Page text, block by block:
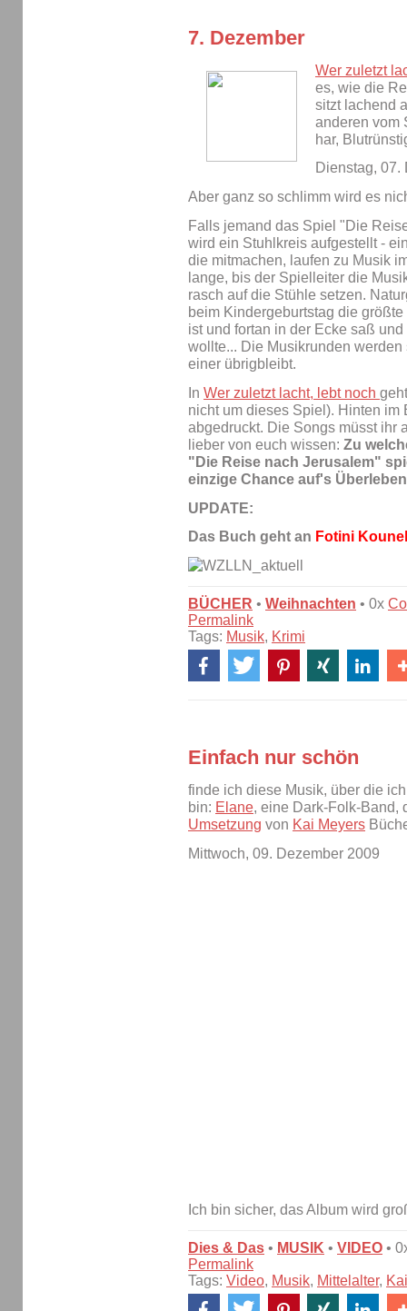
7. Dezember
Wer zuletzt
es, wie die
sitzt lachend
anderen vom
har,
Dienstag, 07.
Aber ganz so schlimm wird es
Falls jemand das Spiel "Die
wird ein Stuhlkreis aufgestellt -
die mitmachen, laufen zu Musik
lange, bis der Spielleiter die
rasch auf die Stühle setzen.
beim Kindergeburtstag die
ist und fortan in der Ecke saß
wollte... Die Musikrunden
einer übrigbleibt.
In Wer zuletzt lacht, lebt noch
nicht um dieses Spiel). Hinten im
abgedruckt. Die Songs müsst ihr
lieber von euch wissen: Zu
"Die Reise nach Jerusalem"
einzige Chance auf's
UPDATE:
Das Buch geht an Fotini
BÜCHER • Weihnachten • 0x
Permalink
Tags: Musik, Krimi
Einfach nur schön
finde ich diese Musik, über die
bin: Elane, eine Dark-Folk-Band,
Umsetzung von Kai Meyers
Mittwoch, 09. Dezember 2009
Ich bin sicher, das Album wird
Dies & Das • MUSIK • VIDEO •
Permalink
Tags: Video, Musik, Mittelalter,